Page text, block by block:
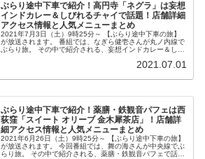
ぶらり途中下車で紹介！高円寺「ネグラ」は妄想
インドカレー＆しびれるチャイで話題！店舗詳細
アクセス情報と人気メニューまとめ
2021年7月3日（土）9時25分～ 【ぶらり途中下車の旅】
が放送されます。 番組では、なぎら健壱さんが丸ノ内線で
ぶらり旅。 その中で紹介される、妄想インドカレー＆しび
2021.07.01
ぶらり途中下車で紹介！薬膳・鉄観音パフェは西
荻窪「スイート オリーブ 金木犀茶店」！店舗詳
細アクセス情報と人気メニューまとめ
2021年6月26日（土）9時25分～ 【ぶらり途中下車の旅】
が放送されます。 今回番組では、舞の海さんが中央線でぶ
らり旅。 その中で紹介される、薬膳・鉄観音パフェで話題